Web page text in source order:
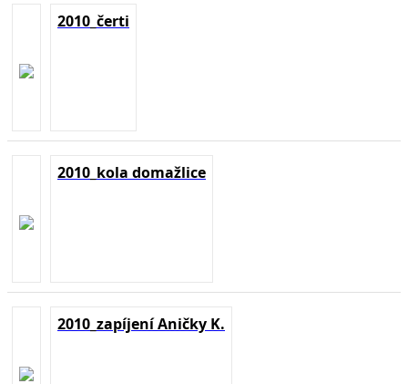
2010_čerti
2010_kola domažlice
2010_zapíjení Aničky K.